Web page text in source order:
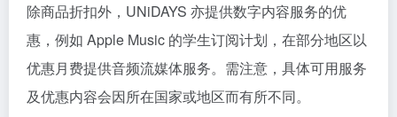
除商品折扣外，UNiDAYS 亦提供数字内容服务的优
惠，例如 Apple Music 的学生订阅计划，在部分地区以
优惠月费提供音频流媒体服务。需注意，具体可用服务
及优惠内容会因所在国家或地区而有所不同。